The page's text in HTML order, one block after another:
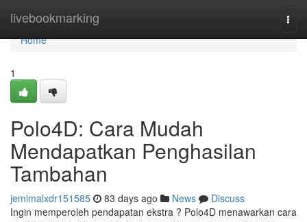
livebookmarking
Home
Home
1
Polo4D: Cara Mudah
Mendapatkan Penghasilan
Tambahan
jemimalxdr151585 83 days ago News
Discuss
Ingin memperoleh pendapatan ekstra ? Polo4D menawarkan cara